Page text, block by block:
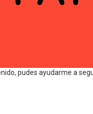
pudes ayudarme a